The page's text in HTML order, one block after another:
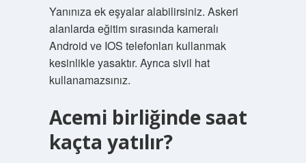
Yanınıza ek eşyalar alabilirsiniz. Askeri
alanlarda eğitim sırasında kameralı
Android ve IOS telefonları kullanmak
kesinlikle yasaktır. Ayrıca sivil hat
kullanamazsınız.
Acemi birliğinde saat
kaçta yatılır?